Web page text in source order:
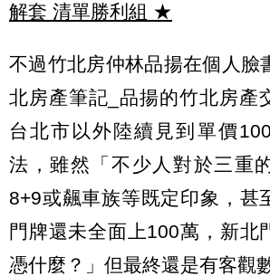
解套 清單勝利組 ★
不過竹北房仲林品揚在個人臉
北房產筆記_品揚的竹北房產
台北市以外陸續見到單價
法，雖然「不少人對於三重
8+9或飆車族等既定印象，甚
門牌還未全面上100萬，新北
憑什麼？」但最終還是有客觀